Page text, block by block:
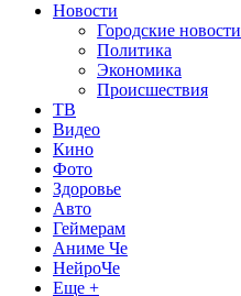
Новости
Городские новости
Политика
Экономика
Происшествия
ТВ
Видео
Кино
Фото
Здоровье
Авто
Геймерам
Аниме Че
НейроЧе
Еще +